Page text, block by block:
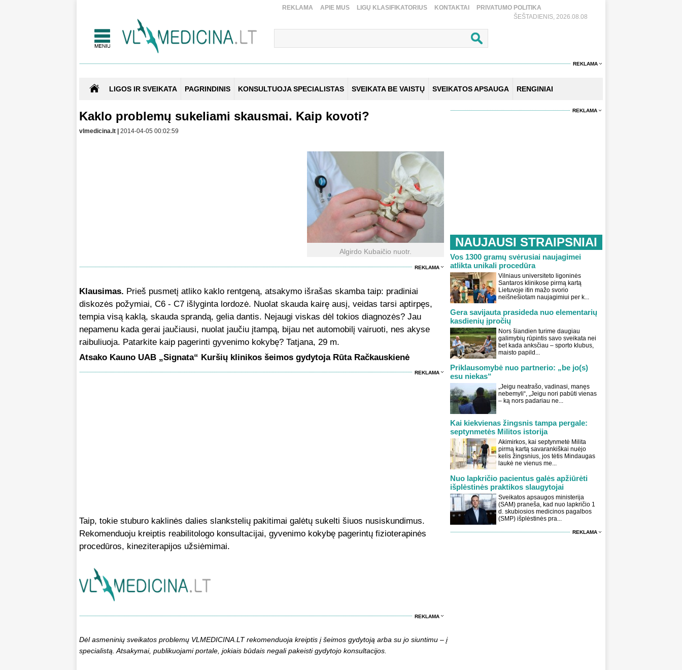
REKLAMA APIE MUS LIGŲ KLASIFIKATORIUS KONTAKTAI
PRIVATUMO POLITIKA
ŠEŠTADIENIS, 2026.08.08
REKLAMA
LIGOS IR SVEIKATA PAGRINDINIS KONSULTUOJA SPECIALISTAS SVEIKATA BE VAISTŲ SVEIKATOS APSAUGA RENGINIAI
Kaklo problemų sukeliami skausmai. Kaip kovoti?
vlmedicina.lt | 2014-04-05 00:02:59
Algirdo Kubaičio nuotr.
REKLAMA
Klausimas. Prieš pusmetį atliko kaklo rentgeną, atsakymo išrašas skamba taip: pradiniai
diskozės požymiai, C6 - C7 išlyginta lordozė. Nuolat skauda kairę ausį, veidas tarsi aptirpęs,
tempia visą kaklą, skauda sprandą, gelia dantis. Nejaugi viskas dėl tokios diagnozės? Jau
nepamenu kada gerai jaučiausi, nuolat jaučiu įtampą, bijau net automobilį vairuoti, nes akyse
raibuliuoja. Patarkite kaip pagerinti gyvenimo kokybę? Tatjana, 29 m.
Atsako Kauno UAB „Signata“ Kuršių klinikos šeimos gydytoja Rūta Račkauskienė
REKLAMA
Taip, tokie stuburo kaklinės dalies slankstelių pakitimai galėtų sukelti šiuos nusiskundimus.
Rekomenduoju kreiptis reabilitologo konsultacijai, gyvenimo kokybę pagerintų fizioterapinės
procedūros, kineziterapijos užsiėmimai.
REKLAMA
Dėl asmeninių sveikatos problemų VLMEDICINA.LT rekomenduoja kreiptis į šeimos gydytoją arba su jo siuntimu – į
specialistą. Atsakymai, publikuojami portale, jokiais būdais negali pakeisti gydytojo konsultacijos.
REKLAMA
NAUJAUSI STRAIPSNIAI
Vos 1300 gramų svėrusiai naujagimei
atlikta unikali procedūra
Vilniaus universiteto ligoninės
Santaros klinikose pirmą kartą
Lietuvoje itin mažo svorio
neišnešiotam naujagimiui per k...
Gera savijauta prasideda nuo elementarių
kasdienių įpročių
Nors šiandien turime daugiau
galimybių rūpintis savo sveikata nei
bet kada anksčiau – sporto klubus,
maisto papild...
Priklausomybė nuo partnerio: „be jo(s)
esu niekas“
„Jeigu neatrašo, vadinasi, manęs
nebemyli“, „Jeigu nori pabūti vienas
– ką nors padariau ne...
Kai kiekvienas žingsnis tampa pergale:
septynmetės Militos istorija
Akimirkos, kai septynmetė Milita
pirmą kartą savarankiškai nuėjo
kelis žingsnius, jos tėtis Mindaugas
laukė ne vienus me...
Nuo lapkričio pacientus galės apžiūrėti
išplėstinės praktikos slaugytojai
Sveikatos apsaugos ministerija
(SAM) praneša, kad nuo lapkričio 1
d. skubiosios medicinos pagalbos
(SMP) išplėstinės pra...
REKLAMA